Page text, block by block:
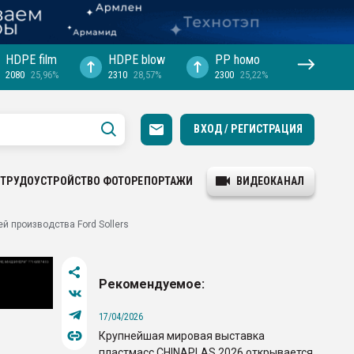
HDPE film
2080 25,96%
HDPE blow
2310 28,57%
PP hомо
2300 25,22%
ВХОД / РЕГИСТРАЦИЯ
ТРУДОУСТРОЙСТВО ФОТОРЕПОРТАЖИ ВИДЕОКАНАЛ
производства Ford Sollers
Рекомендуемое:
17/04/2026
Крупнейшая мировая выставка